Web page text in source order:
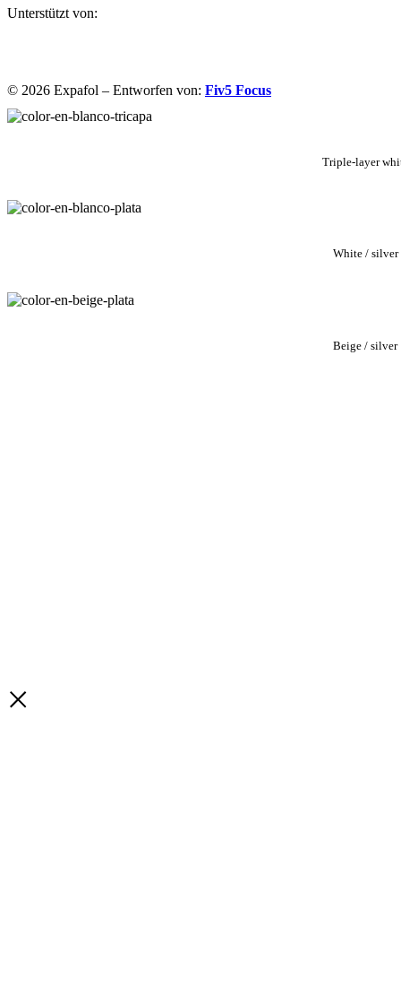
Unterstützt von:
© 2026 Expafol – Entworfen von: Fiv5 Focus
Triple-layer
White / silver
Beige / silver